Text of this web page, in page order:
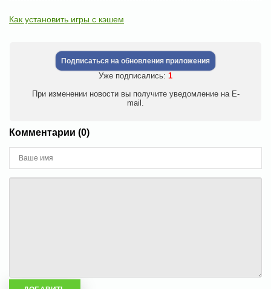
Как установить игры с кэшем
Подписаться на обновления приложения
Уже подписались: 1
При изменении новости вы получите уведомление на E-
mail.
Комментарии (0)